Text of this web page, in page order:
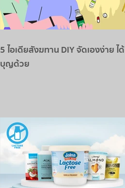
5 ไอเดียสังฆทาน DIY จัดเองง่าย ได้
บุญด้วย